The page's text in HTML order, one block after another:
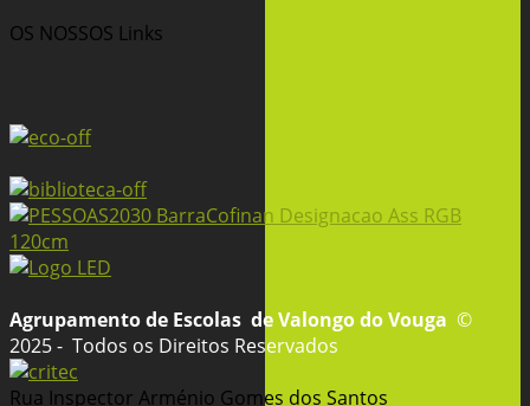
OS NOSSOS Links
Agrupamento de Escolas de Valongo do Vouga ©
2025 - Todos os Direitos Reservados
Rua Inspector Arménio Gomes dos Santos